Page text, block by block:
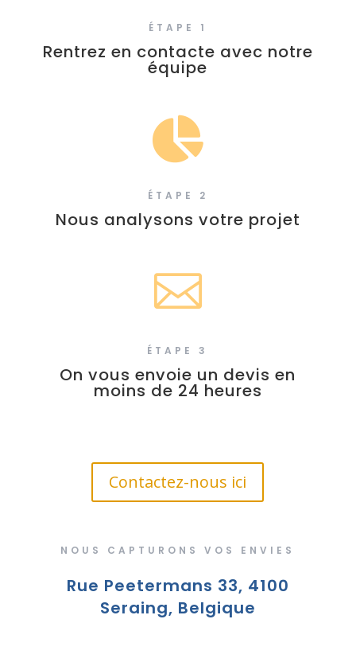
ÉTAPE 1
Rentrez en contacte avec notre
équipe

ÉTAPE 2
Nous analysons votre projet

ÉTAPE 3
On vous envoie un devis en
moins de 24 heures
Contactez-nous ici
NOUS CAPTURONS VOS ENVIES
Rue Peetermans 33, 4100
Seraing, Belgique